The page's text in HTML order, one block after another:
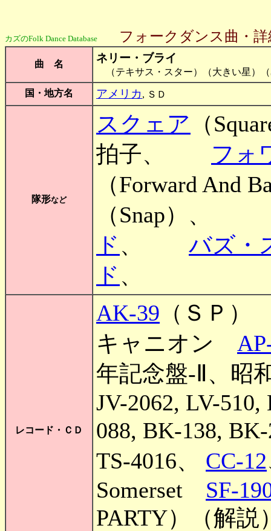
カズのFolk Dance Database フォークダンス曲・詳
曲 名 ネリー・ブライ
（テキサス・スター）（大きい星）
国・地方名 アメリカ , ＳＤ
隊形など
スクェア （
拍子、 フォ
（Forward
（Snap
ド 、 バズ・
ド 、
レコード・ＣＤ
AK-39 （ＳＰ）
キャニオン
年記念盤-Ⅱ、
JV-2062, LV-
088, BK-138,
TS-4016、 CC-12
Somerset SF-
PARTY）（解説